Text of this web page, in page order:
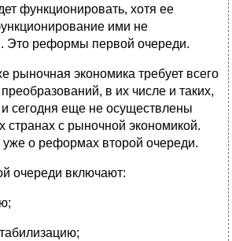
функционировать, хотя ее
ими не
Это реформы первой очереди.
рыночная экономика требует всего
в их числе и таких,
и сегодня еще не осуществлены
странах с рыночной экономикой.
уже о реформах второй очереди.
очереди включают: